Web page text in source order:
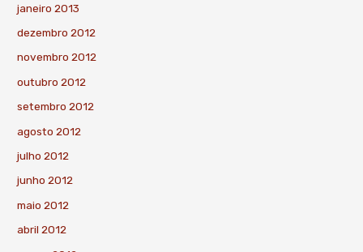
janeiro 2013
dezembro 2012
novembro 2012
outubro 2012
setembro 2012
agosto 2012
julho 2012
junho 2012
maio 2012
abril 2012